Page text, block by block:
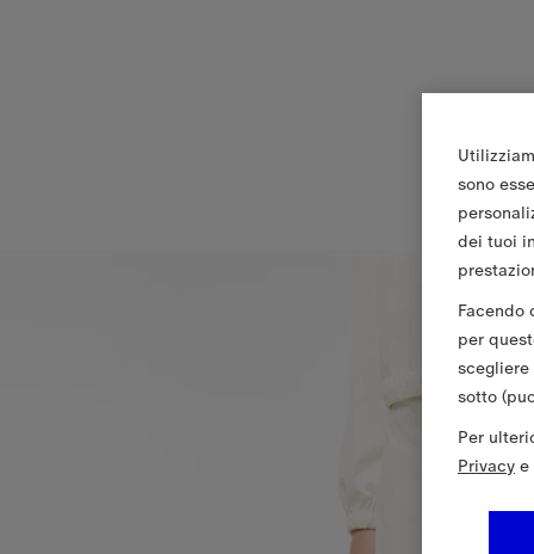
sono
dei tuoi
Facendo
per
sotto
Per
Privacy e